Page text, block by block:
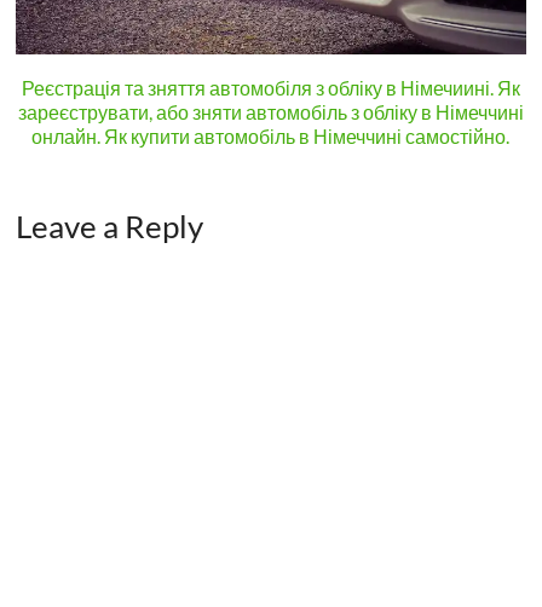
Реєстрація та зняття автомобіля з обліку в Німечиині. Як
зареєструвати, або зняти автомобіль з обліку в Німеччині
онлайн. Як купити автомобіль в Німеччині самостійно.
Leave a Reply